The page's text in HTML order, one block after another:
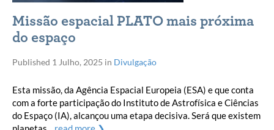
Missão espacial PLATO mais próxima
do espaço
Published 1 Julho, 2025 in Divulgação
Esta missão, da Agência Espacial Europeia (ESA) e que conta
com a forte participação do Instituto de Astrofísica e Ciências
do Espaço (IA), alcançou uma etapa decisiva. Será que existem